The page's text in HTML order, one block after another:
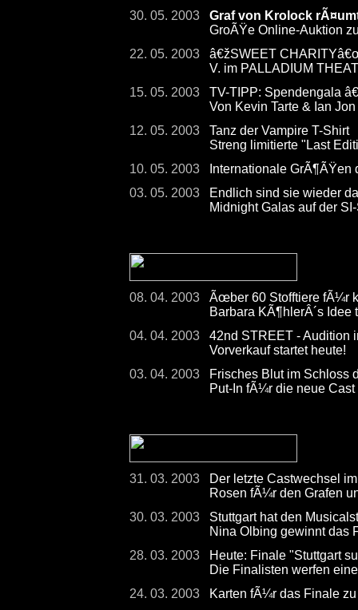
30. 05. 2003
Graf von Krolock
GroÃŸe Online-Auktion
22. 05. 2003
â€žSWEET
V. im PALLADIUM
15. 05. 2003
TV-TIPP: Spendengala
Von Kevin Tarte & Ian
12. 05. 2003
Tanz der Vampire T-Shirt
Streng limitierte "Last
10. 05. 2003
Internationale
03. 05. 2003
Endlich sind sie wieder
Midnight Galas auf der
08. 04. 2003
Ãœber 60 Stofftiere fÃ¼r
Barbara KÃ¶hlerÂ´s
04. 04. 2003
42nd STREET - Audition
Vorverkauf startet heute!
03. 04. 2003
Frisches Blut im Schloss
Put-In fÃ¼r die neue Cast
31. 03. 2003
Der letzte Castwechsel
Rosen fÃ¼r den Grafen
30. 03. 2003
Stuttgart hat den
Nina Olbing gewinnt das
28. 03. 2003
Heute: Finale "Stuttgart
Die Finalisten werfen
24. 03. 2003
Karten fÃ¼r das Finale